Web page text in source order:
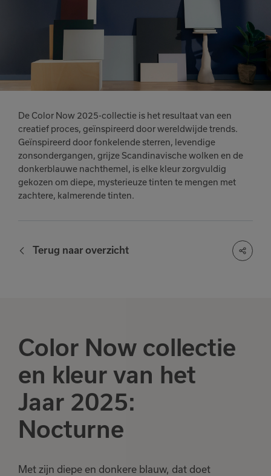
De Color Now 2025-collectie is het resultaat van een
creatief proces, geïnspireerd door wereldwijde trends.
Geïnspireerd door fonkelende sterren, levendige
zonsondergangen, grijze Scandinavische wolken en de
donkerblauwe nachthemel, is elke kleur zorgvuldig
gekozen om diepe, mysterieuze tinten te mengen met
zachtere, kalmerende tinten.
Terug naar overzicht
Color Now collectie
en kleur van het
Jaar 2025:
Nocturne
Met zijn diepe en donkere blauw, dat doet